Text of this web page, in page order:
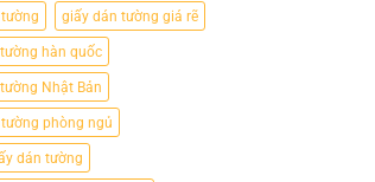
giấy dán tường giá rẽ
hàn quốc
Nhật Bản
phòng ngủ
dán tường